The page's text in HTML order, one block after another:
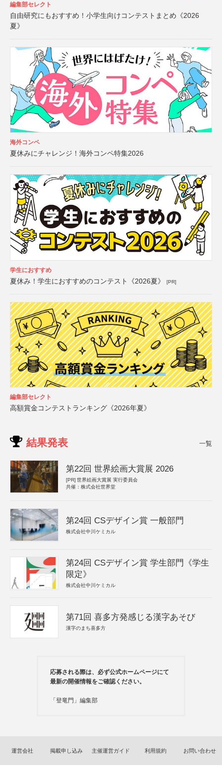
編集部セレクト
自由研究にもおすすめ！小学生向けコンテストまとめ《2026
夏》
海外コンペ
夏休みにチャレンジ！海外コンペ特集2026
学生におすすめ
夏休み！学生におすすめのコンテスト《2026夏》 [PR]
編集部セレクト
高額賞金コンテストランキング《2026年夏》
結果発表 一覧
第22回 世界絵画大賞展 2026
[PR] 世界絵画大賞展 実行委員会
共催：株式会社世界堂
第24回 CSデザイン賞 一般部門
株式会社中川ケミカル
第24回 CSデザイン賞 学生部門《学生
限定》
株式会社中川ケミカル
第71回 喜多方発感じる漢字あそび
漢字のまち喜多方
応募される際は、必ず公式ホームページにて
最新の開催情報をご確認ください。
「登竜門」編集部
運営会社 掲載申し込み 主催運営ガイド 利用規約 お問い合わせ